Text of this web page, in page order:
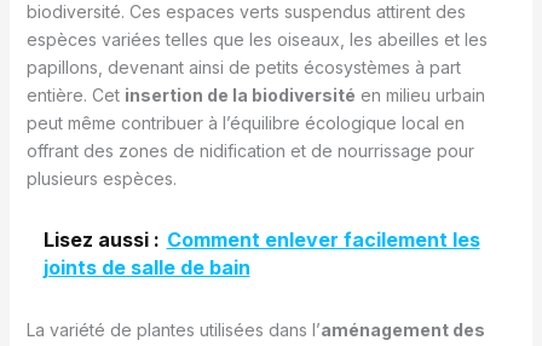
biodiversité. Ces espaces verts suspendus attirent des
espèces variées telles que les oiseaux, les abeilles et les
papillons, devenant ainsi de petits écosystèmes à part
entière. Cet insertion de la biodiversité en milieu urbain
peut même contribuer à l’équilibre écologique local en
offrant des zones de nidification et de nourrissage pour
plusieurs espèces.
Lisez aussi : Comment enlever facilement les
joints de salle de bain
La variété de plantes utilisées dans l’aménagement des